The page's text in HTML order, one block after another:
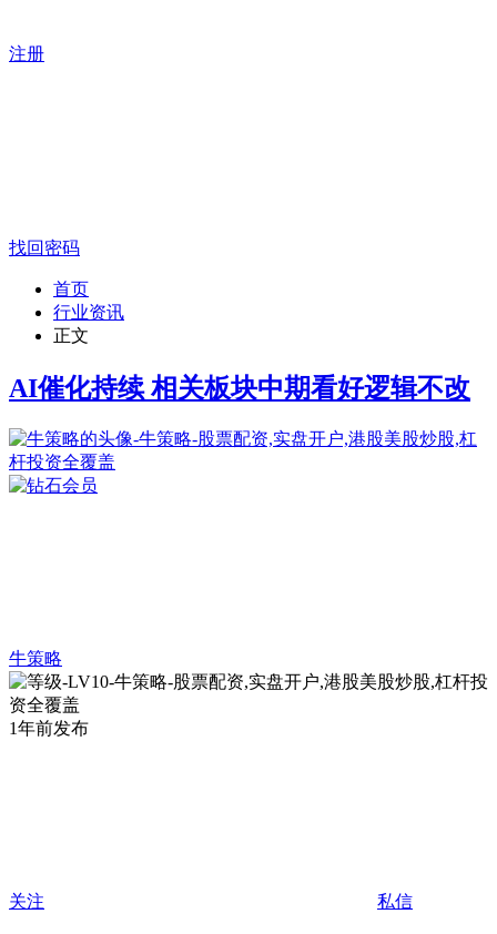
注册
找回密码
首页
行业资讯
正文
AI催化持续 相关板块中期看好逻辑不改
牛策略
1年前发布
关注 私信